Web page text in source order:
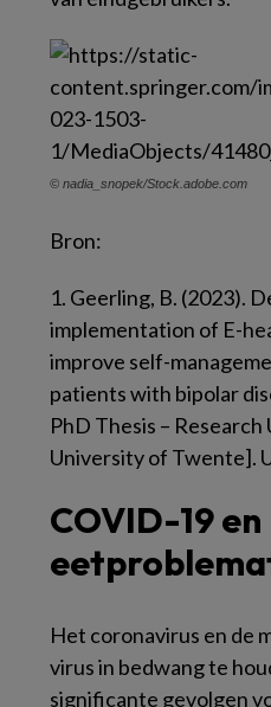
© nadia_snopek/Stock.adobe.com
Bron:
1. Geerling, B. (2023).
implementation of E-
improve self-
patients with bipolar
PhD Thesis – Research
University of Twente].
COVID-19 en
Het coronavirus en de
virus in bedwang te
significante gevolgen